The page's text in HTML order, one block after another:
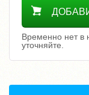
Временно нет в
уточняйте.